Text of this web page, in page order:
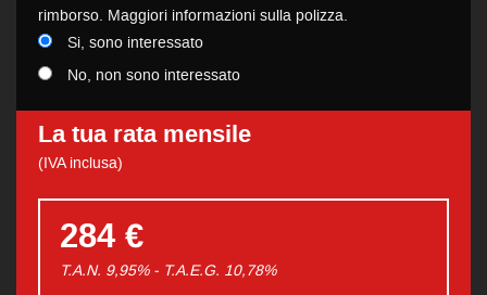
rimborso. Maggiori informazioni sulla polizza.
Si, sono interessato
No, non sono interessato
La tua rata mensile
(IVA inclusa)
284 €
T.A.N. 9,95% - T.A.E.G. 10,78%